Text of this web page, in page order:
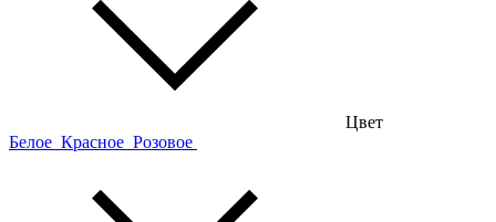
Цвет
Белое Красное Розовое